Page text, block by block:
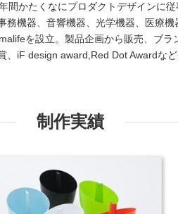
間かたくなにプロダクトデザインに
務機器、音響機器、光学機器、医療
を設立。製品企画から販売、ブ
、iF design award,Red Dot Awardな
制作実績